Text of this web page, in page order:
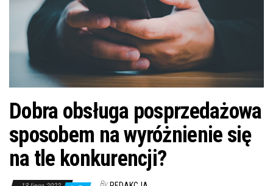
Dobra obsługa posprzedażowa
sposobem na wyróżnienie się
na tle konkurencji?
By